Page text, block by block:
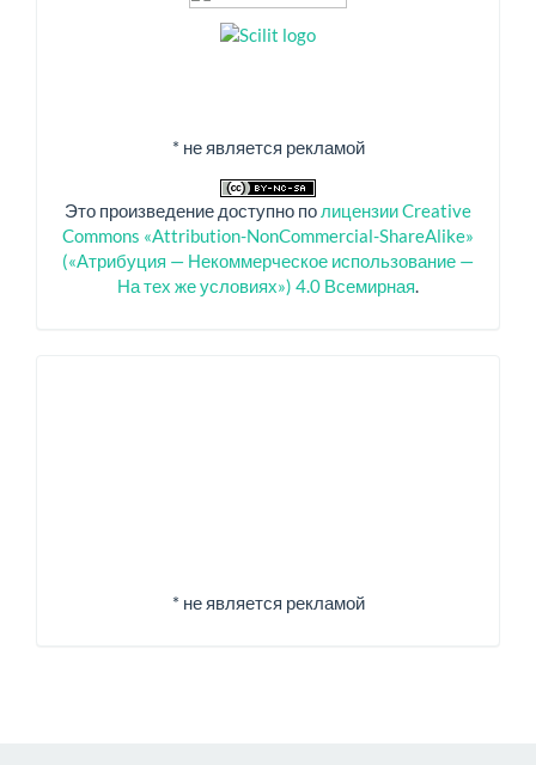
* не является рекламой
Это произведение доступно по лицензии Creative
Commons «Attribution-NonCommercial-ShareAlike»
(«Атрибуция — Некоммерческое использование —
На тех же условиях») 4.0 Всемирная.
* не является рекламой